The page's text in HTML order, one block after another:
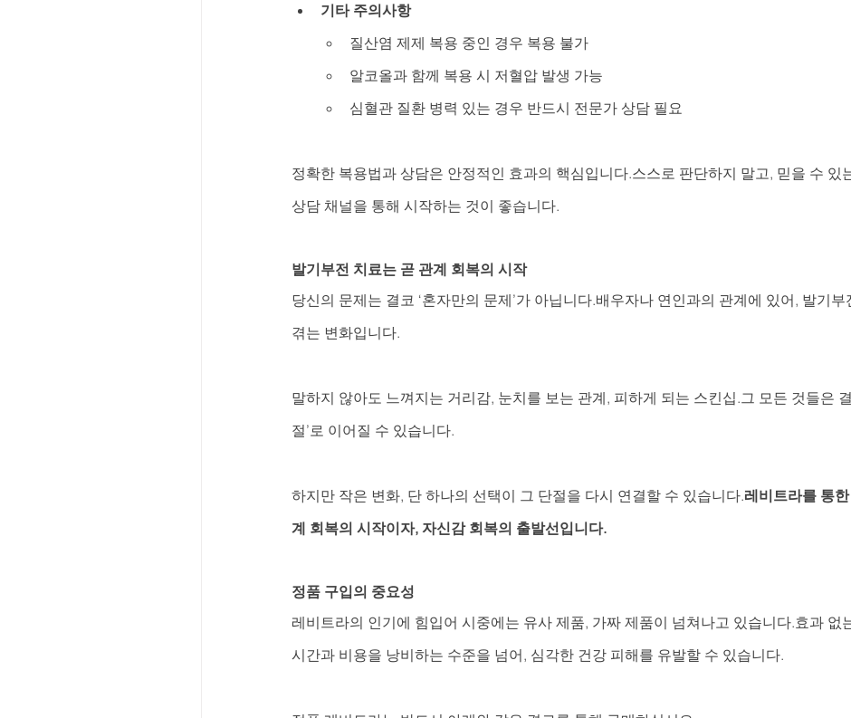
기타 주의사항
질산염 제제 복용 중인 경우 복용 불가
알코올과 함께 복용 시 저혈압 발생 가능
심혈관 질환 병력 있는 경우 반드시 전문가 상담 필요
정확한 복용법과 상담은 안정적인 효과의 핵심입니다.스스로 판단하지 말고, 믿을 수 있
상담 채널을 통해 시작하는 것이 좋습니다.
발기부전 치료는 곧 관계 회복의 시작
당신의 문제는 결코 ‘혼자만의 문제’가 아닙니다.배우자나 연인과의 관계에 있어, 발기
겪는 변화입니다.
말하지 않아도 느껴지는 거리감, 눈치를 보는 관계, 피하게 되는 스킨십.그 모든 것들은
절’로 이어질 수 있습니다.
하지만 작은 변화, 단 하나의 선택이 그 단절을 다시 연결할 수 있습니다.레비트라를 통
계 회복의 시작이자, 자신감 회복의 출발선입니다.
정품 구입의 중요성
레비트라의 인기에 힘입어 시중에는 유사 제품, 가짜 제품이 넘쳐나고 있습니다.효과 없
시간과 비용을 낭비하는 수준을 넘어, 심각한 건강 피해를 유발할 수 있습니다.